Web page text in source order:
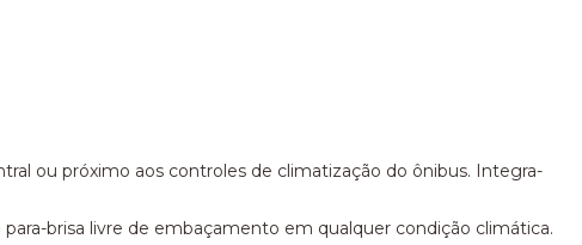
ou próximo aos controles de climatização do ônibus. Integra-
brisa livre de embaçamento em qualquer condição climática.